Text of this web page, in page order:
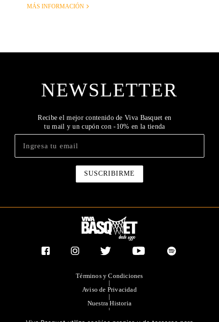
MÁS INFORMACIÓN
NEWSLETTER
Recibe el mejor contenido de Viva Basquet en
tu mail y un cupón con -10% en la tienda
Términos y Condiciones
|
Aviso de Privacidad
|
Nuestra Historia
|